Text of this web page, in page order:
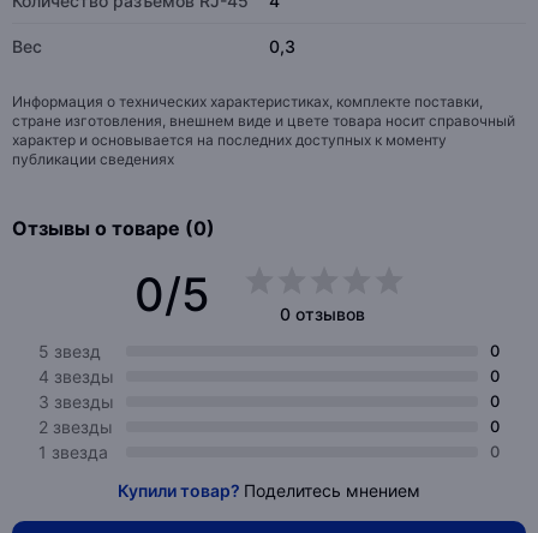
Вес 0,3
Информация о технических характеристиках, комплекте поставки,
стране изготовления, внешнем виде и цвете товара носит справочный
характер и основывается на последних доступных к моменту
публикации сведениях
Отзывы о товаре (0)
0/5
0 отзывов
5 звезд
0
4 звезды 0
3 звезды 0
2 звезды 0
1 звезда 0
Купили товар? Поделитесь мнением